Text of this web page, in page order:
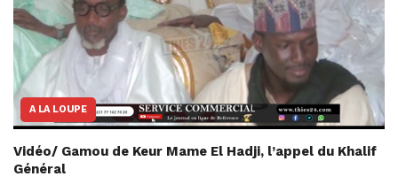
A LA LOUPE
Vidéo/ Gamou de Keur Mame El Hadji, l’appel du Khalif
Général